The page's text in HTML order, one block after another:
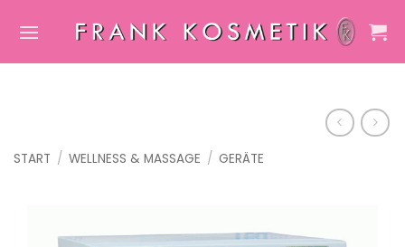
Inhalt
START / WELLNESS & MASSAGE / GERÄTE